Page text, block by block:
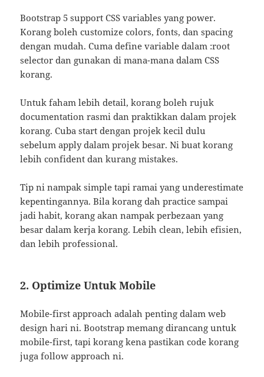
Bootstrap 5 support CSS variables yang power.
Korang boleh customize colors, fonts, dan spacing
dengan mudah. Cuma define variable dalam :root
selector dan gunakan di mana-mana dalam CSS
korang.
Untuk faham lebih detail, korang boleh rujuk
documentation rasmi dan praktikkan dalam projek
korang. Cuba start dengan projek kecil dulu
sebelum apply dalam projek besar. Ni buat korang
lebih confident dan kurang mistakes.
Tip ni nampak simple tapi ramai yang underestimate
kepentingannya. Bila korang dah practice sampai
jadi habit, korang akan nampak perbezaan yang
besar dalam kerja korang. Lebih clean, lebih efisien,
dan lebih professional.
2. Optimize Untuk Mobile
Mobile-first approach adalah penting dalam web
design hari ni. Bootstrap memang dirancang untuk
mobile-first, tapi korang kena pastikan code korang
juga follow approach ni.